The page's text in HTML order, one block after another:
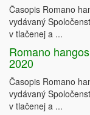
Časopis Romano
vydávaný
v tlačenej a ...
Romano
2020
Časopis Romano
vydávaný
v tlačenej a ...